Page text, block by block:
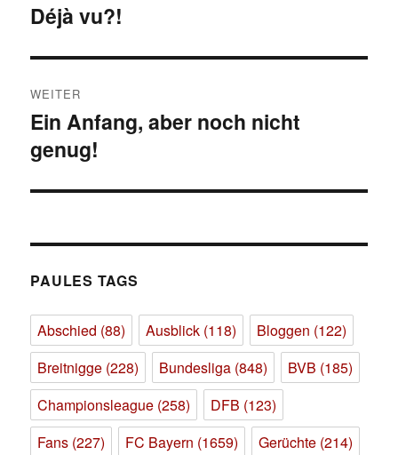
Vorheriger
Déjà vu?!
WEITER
Nächster
Beitrag:
Ein Anfang, aber noch nicht
genug!
PAULES TAGS
Abschied (88) Ausblick (118) Bloggen (122)
Breitnigge (228) Bundesliga (848) BVB (185)
Championsleague (258) DFB (123)
Fans (227) FC Bayern (1659) Gerüchte (214)